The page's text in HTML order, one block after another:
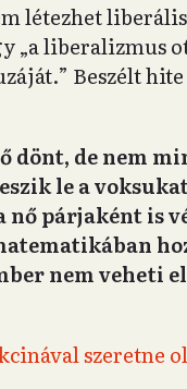
létezhet
„a liberalizmus
Beszélt
dönt, de nem
le a
nő párjaként is
nem veheti
szeretne